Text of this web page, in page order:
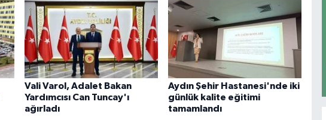
Vali Varol, Adalet Bakan
Yardımcısı Can Tuncay'ı
ağırladı
Aydın Şehir Hastanesi'nde iki
günlük kalite eğitimi
tamamlandı